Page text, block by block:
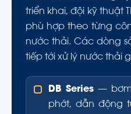
triển khai, đội kỹ thuật
phù hợp theo từng
nước thải. Các dòng
tiếp tới xử lý nước thải
DB Series —
phớt, dẫn động